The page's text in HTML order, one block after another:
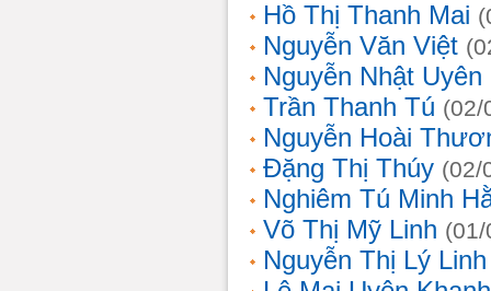
Hồ Thị Thanh Mai
Nguyễn Văn Việt
Nguyễn Nhật Uyên
Trần Thanh Tú (02/
Nguyễn Hoài
Đặng Thị Thúy (02/
Nghiêm Tú Minh
Võ Thị Mỹ Linh
Nguyễn Thị Lý Linh